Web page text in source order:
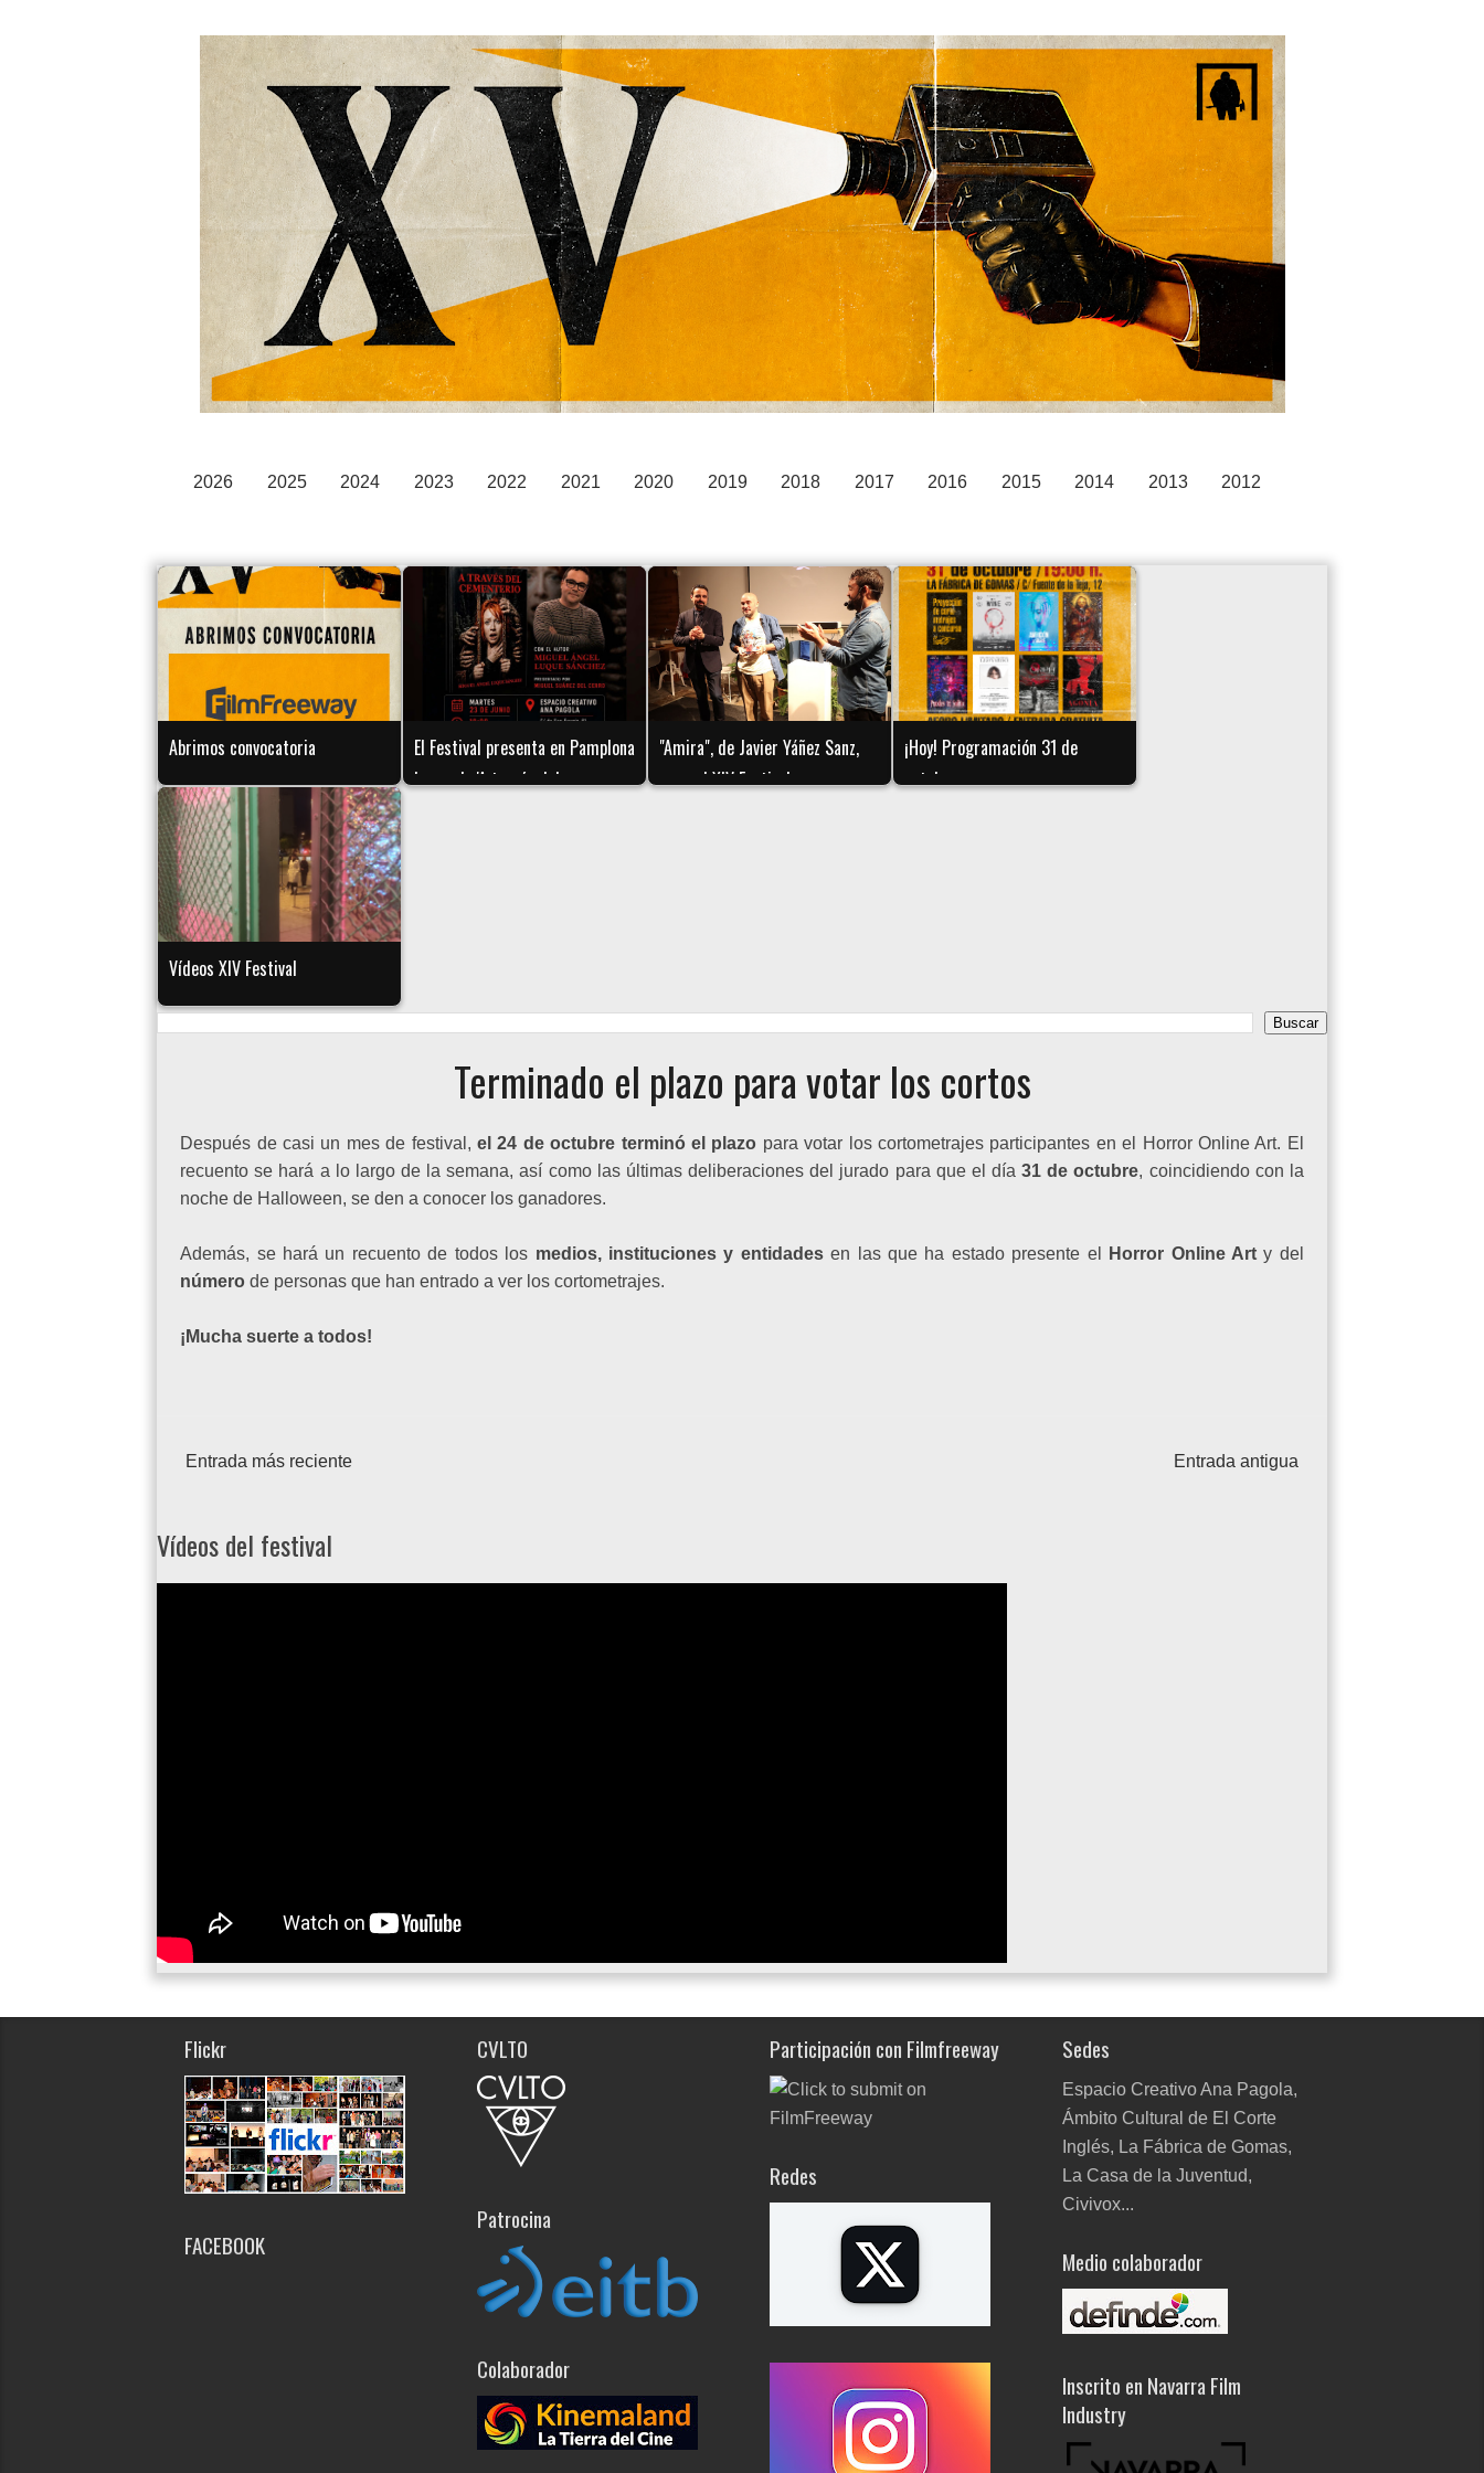
2026 2025 2024 2023 2022 2021 2020 2019 2018 2017 2016 2015 2014 2013 2012
Abrimos convocatoria
El Festival presenta en Pamplona
la novela 'A través del
"Amira", de Javier Yáñez Sanz,
gana el XIV Festival
¡Hoy! Programación 31 de
octubre
Vídeos XIV Festival
Terminado el plazo para votar los cortos
Después de casi un mes de festival, el 24 de octubre terminó el plazo para votar los cortometrajes participantes en el Horror Online Art. El
recuento se hará a lo largo de la semana, así como las últimas deliberaciones del jurado para que el día31 de octubre, coincidiendo con la
noche de Halloween, se den a conocer los ganadores.
Además, se hará un recuento de todos los medios, instituciones y entidadesen las que ha estado presente el Horror Online Art y del
númerode personas que han entrado a ver los cortometrajes.
¡Mucha suerte a todos!
Entrada más reciente Entrada antigua
Vídeos del festival
Flickr
FACEBOOK
CVLTO
Patrocina
Colaborador
Participación con Filmfreeway
Redes
Sedes
Espacio Creativo Ana Pagola,
Ámbito Cultural de El Corte
Inglés, La Fábrica de Gomas,
La Casa de la Juventud,
Civivox...
Medio colaborador
Inscrito en Navarra Film
Industry